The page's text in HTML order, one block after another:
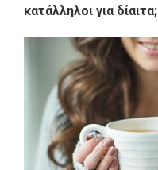
κατάλληλοι για δίαιτα;